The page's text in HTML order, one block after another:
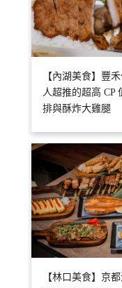
【內湖美食】豐
人超推的超高 CP
排與酥炸大雞腿
【林口美食】京